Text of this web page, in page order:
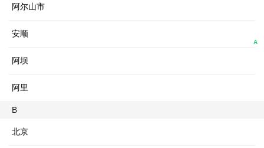
阿尔山市
安顺
阿坝
阿里
B
北京
A